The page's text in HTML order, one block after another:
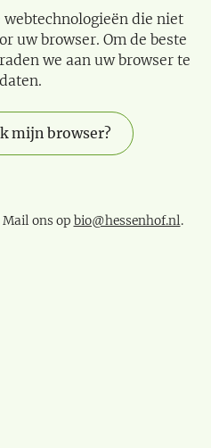
die niet
uw browser. Om de beste
we aan uw browser te
mijn browser?
ons op bio@hessenhof.nl.